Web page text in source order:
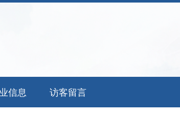
信息 访客留言